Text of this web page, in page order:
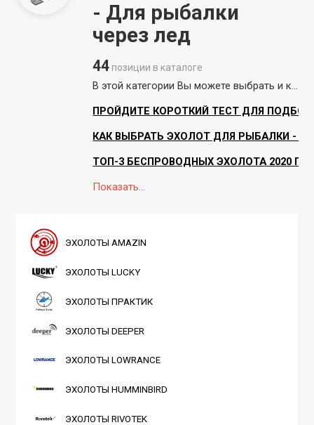
- Для рыбалки
через лед
44 позиции в каталоге
В этой категории Вы можете выбрать и купить эхолоты для рыбалки в Краснодаре и Москве, а также заказать c доставкой и оплатой при получении по всей России! Доставка осуществляется в самые кратчайшие сроки. Вы всегда можете проверить содержимое посылки и убедиться, что Вам действительно пришел эхолот который Вы заказывали. В нашем интернет магазине представлены эхолоты следующих производителей: Lucky, Deeper, Практик, Lowrance, Humminbird, Rivotek. Мы подскажем как правильно выбрать нужную модель эхолота и учтем все Ваши предпочтения, а также ответим на все вопросы. Эхолот поможет Вам детально изучить особенности водоема, будь то рельеф дна, его тип, глубина или наличие рыбы в конкретном месте. Вы научитесь понимать поведение рыбы на основе полученной информации, а не предсказывать на основе своих догадок. Помимо этого, эхолот значительно экономит время на поиске хорошего места, а значит Вы будете возвращаться домой раньше, с уловом и хорошим настроением. Рыбалка с эхолотом подарит Вам новые впечатления и знания. Ждем Ваших звонков!
ПРОЙДИТЕ КОРОТКИЙ ТЕСТ ДЛЯ
КАК ВЫБРАТЬ ЭХОЛОТ ДЛЯ РЫБАЛКИ -
ТОП-3 БЕСПРОВОДНЫХ ЭХОЛОТА 2020
ЭХОЛОТЫ AMAZIN
ЭХОЛОТЫ LUCKY
ЭХОЛОТЫ ПРАКТИК
ЭХОЛОТЫ DEEPER
ЭХОЛОТЫ LOWRANCE
ЭХОЛОТЫ HUMMINBIRD
ЭХОЛОТЫ RIVOTEK